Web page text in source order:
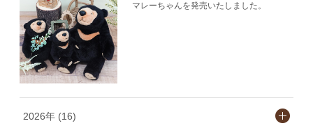
マレーちゃんを発売いたしました。
2026年 (16)